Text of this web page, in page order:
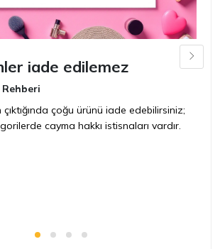
iade edilemez
Rehberi
çoğu ürünü iade edebilirsiniz;
cayma hakkı istisnaları vardır.